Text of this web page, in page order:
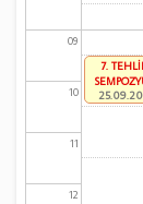
09
10
11
12
7.